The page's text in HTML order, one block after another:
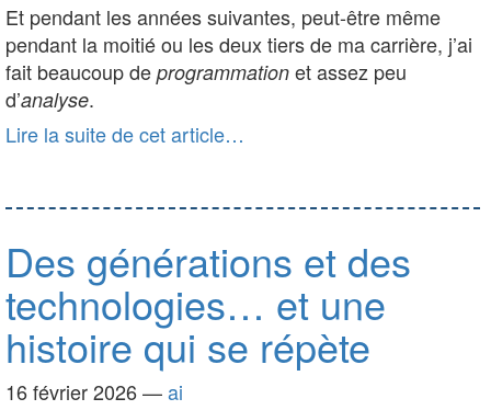
Et pendant les années suivantes, peut-être même
pendant la moitié ou les deux tiers de ma carrière, j’ai
fait beaucoup de programmation et assez peu
d’analyse.
Lire la suite de cet article…
Des générations et des
technologies… et une
histoire qui se répète
16 février 2026—ai